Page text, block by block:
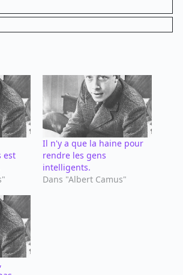
est
Il n'y a que la haine pour
rendre les gens
intelligents.
Dans "Albert Camus"